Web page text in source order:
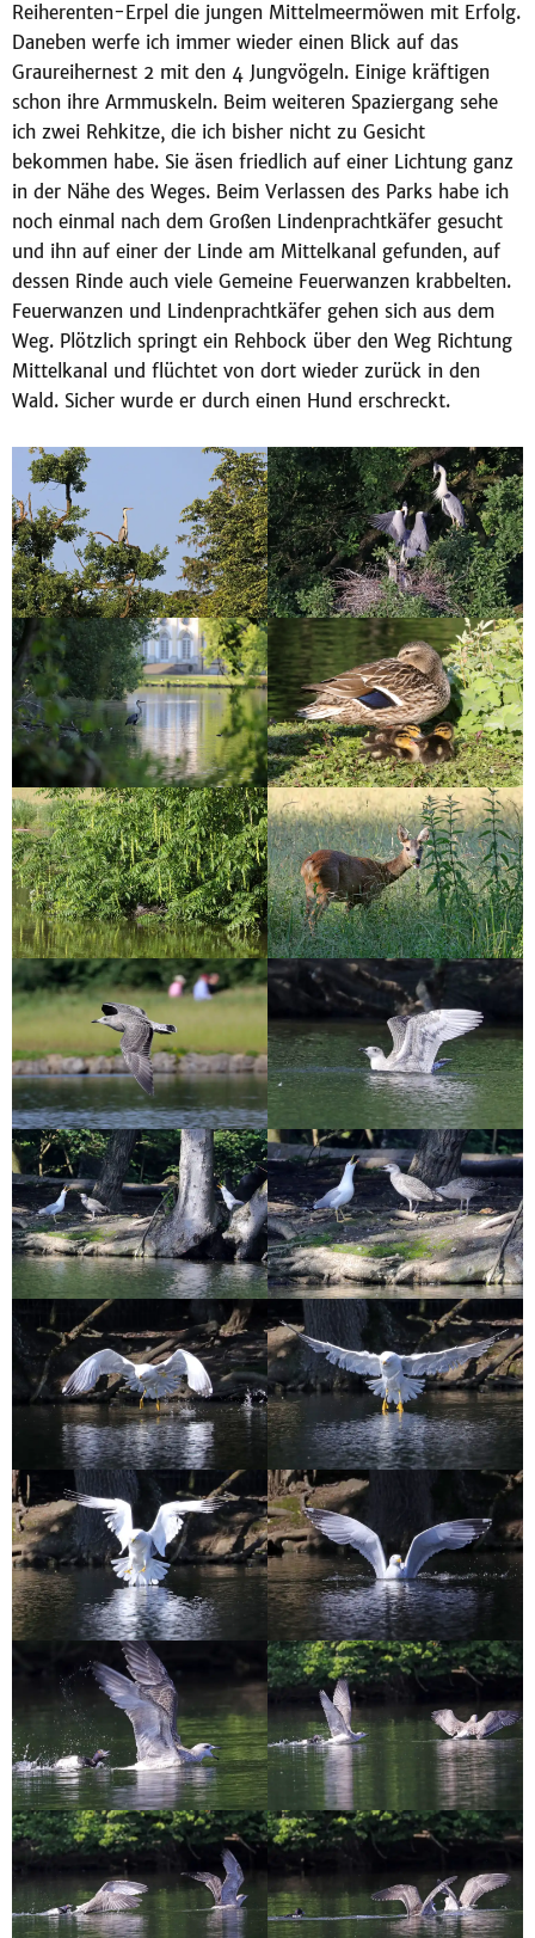
Reiherenten-Erpel die jungen Mittelmeermöwen mit Erfolg.
Daneben werfe ich immer wieder einen Blick auf das
Graureihernest 2 mit den 4 Jungvögeln. Einige kräftigen
schon ihre Armmuskeln. Beim weiteren Spaziergang sehe
ich zwei Rehkitze, die ich bisher nicht zu Gesicht
bekommen habe. Sie äsen friedlich auf einer Lichtung ganz
in der Nähe des Weges. Beim Verlassen des Parks habe ich
noch einmal nach dem Großen Lindenprachtkäfer gesucht
und ihn auf einer der Linde am Mittelkanal gefunden, auf
dessen Rinde auch viele Gemeine Feuerwanzen krabbelten.
Feuerwanzen und Lindenprachtkäfer gehen sich aus dem
Weg. Plötzlich springt ein Rehbock über den Weg Richtung
Mittelkanal und flüchtet von dort wieder zurück in den
Wald. Sicher wurde er durch einen Hund erschreckt.